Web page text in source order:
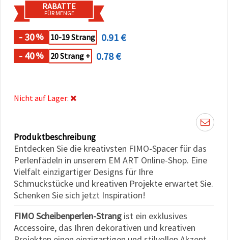
den
Einstellungen
individuell
festlegen.
Einwilligung
können Sie
jederzeit
Impressum
Datenschutzerklärung
Alle
akzeptieren
Cookie-
Einstellungen
RABATTE
FÜR MENGE
- 30% 10-19 Strang
0.91 €
- 40% 20 Strang + 0.78 €
Nicht auf Lager:
Produktbeschreibung
Entdecken Sie die kreativsten FIMO-Spacer für das
Perlenfädeln in unserem EM ART Online-Shop. Eine
Vielfalt einzigartiger Designs für Ihre
Schmuckstücke und kreativen Projekte erwartet Sie.
Schenken Sie sich jetzt Inspiration!
FIMO Scheibenperlen-Strang ist ein exklusives
Accessoire, das Ihren dekorativen und kreativen